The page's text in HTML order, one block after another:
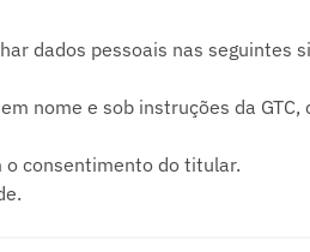
dados pessoais nas seguintes
nome e sob instruções da
o consentimento do titular.